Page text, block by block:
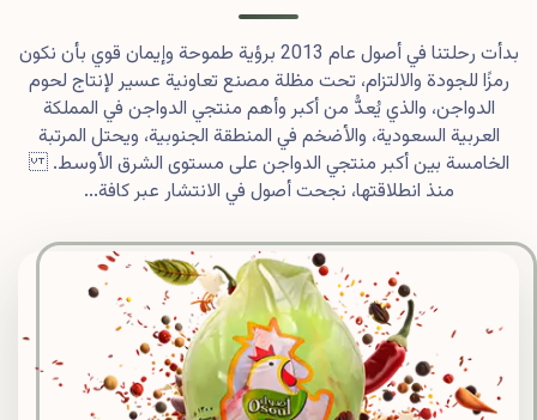
بدأت رحلتنا في أصول عام 2013 برؤية طموحة وإيمان قوي بأن نكون
رمزًا للجودة والالتزام، تحت مظلة مصنع تعاونية عسير لإنتاج لحوم
الدواجن، والذي يُعدُّ من أكبر وأهم منتجي الدواجن في المملكة
العربية السعودية، والأضخم في المنطقة الجنوبية، ويحتل المرتبة
الخامسة بين أكبر منتجي الدواجن على مستوى الشرق الأوسط.
منذ انطلاقتها، نجحت أصول في الانتشار عبر كافة...